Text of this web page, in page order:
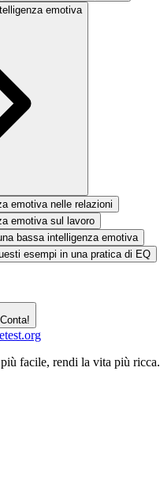
emotiva
emotiva nelle relazioni
emotiva sul lavoro
bassa intelligenza emotiva
esempi in una pratica di EQ
facile, rendi la vita più ricca.